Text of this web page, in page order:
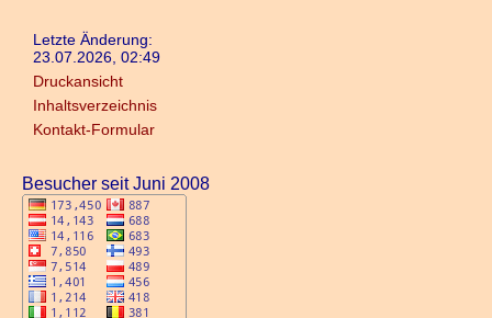
Letzte Änderung:
23.07.2026, 02:49
Druckansicht
Inhaltsverzeichnis
Kontakt-Formular
Besucher seit Juni 2008